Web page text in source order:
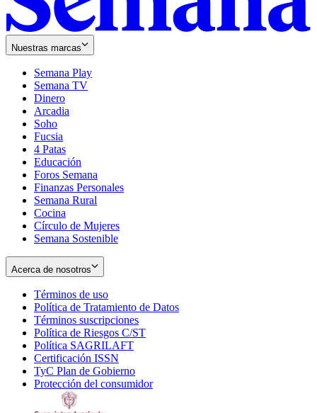
Nuestras marcas
Semana Play
Semana TV
Dinero
Arcadia
Soho
in
new
window
Fucsia
in
new
window
4 Patas
Educación
Foros Semana
Finanzas Personales
Semana Rural
Cocina
Círculo de Mujeres
Semana Sostenible
Acerca de nosotros
Términos de uso
in
new
window
Política de Tratamiento de Datos
Términos suscripciones
in
Política de Riesgos C/ST
Política SAGRILAFT
new
window
Certificación ISSN
in
new
TyC Plan de Gobierno
in
Protección del consumidorOpens